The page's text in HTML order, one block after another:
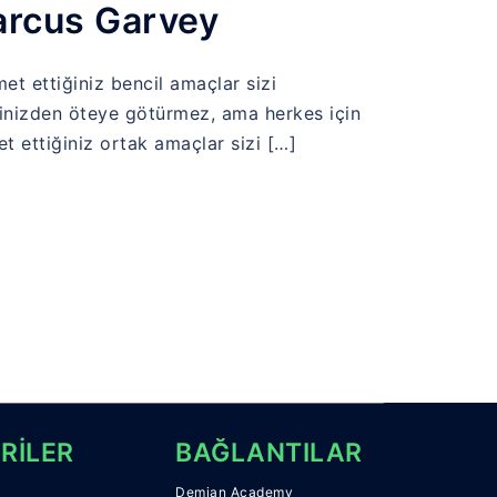
Garvey
ettiğiniz bencil amaçlar sizi
öteye götürmez, ama herkes için
ettiğiniz ortak amaçlar sizi […]
BAĞLANTILAR
Demian Academy